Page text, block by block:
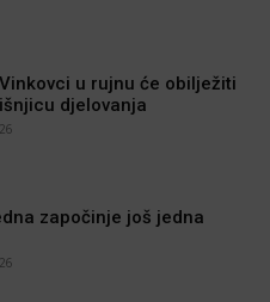
u rujnu će obilježiti
djelovanja
započinje još jedna